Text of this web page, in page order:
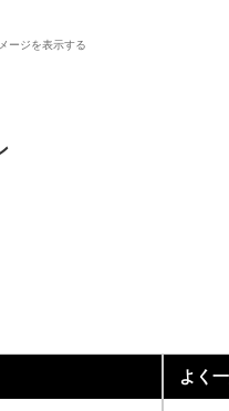
ージを表示する
よく